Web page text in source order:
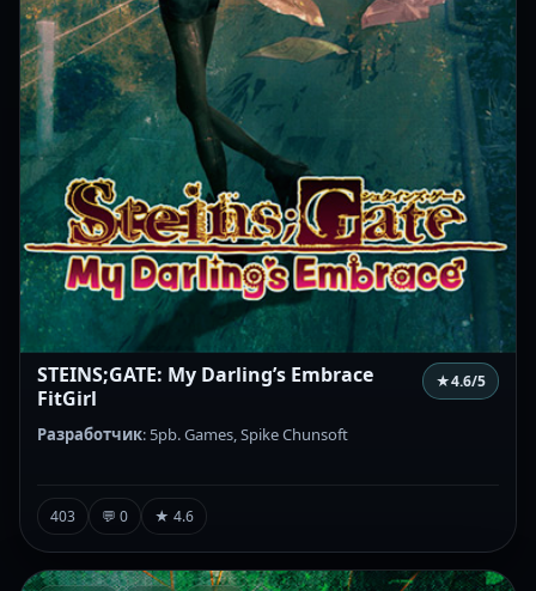
STEINS;GATE: My Darling’s Embrace
FitGirl
★4.6/5
Разработчик: 5pb. Games, Spike Chunsoft
403 💬 0 ★ 4.6